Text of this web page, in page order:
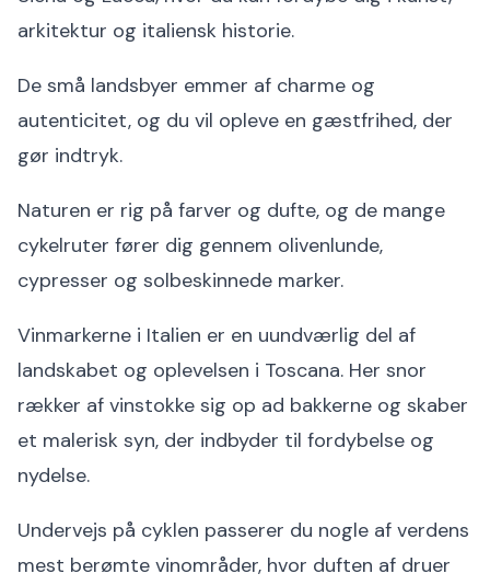
arkitektur og italiensk historie.
De små landsbyer emmer af charme og
autenticitet, og du vil opleve en gæstfrihed, der
gør indtryk.
Naturen er rig på farver og dufte, og de mange
cykelruter fører dig gennem olivenlunde,
cypresser og solbeskinnede marker.
Vinmarkerne i Italien er en uundværlig del af
landskabet og oplevelsen i Toscana. Her snor
rækker af vinstokke sig op ad bakkerne og skaber
et malerisk syn, der indbyder til fordybelse og
nydelse.
Undervejs på cyklen passerer du nogle af verdens
mest berømte vinområder, hvor duften af druer